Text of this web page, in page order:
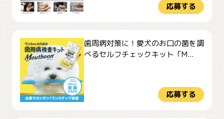
応募する
歯周病対策に！愛犬のお口の菌を調
べるセルフチェックキット「M...
応募する